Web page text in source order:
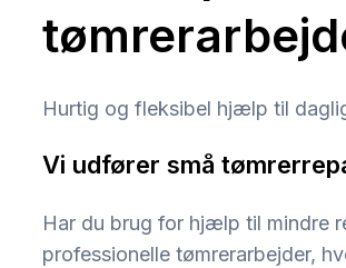
Hurtig og fleksibel hjælp til
Vi udfører små
Har du brug for hjælp til mindre
professionelle tømrerarbejder,